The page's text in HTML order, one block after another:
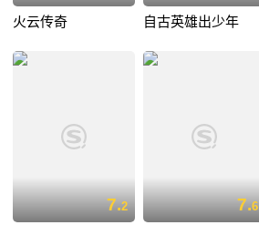
火云传奇 自古英雄出少年
7.2 7.6